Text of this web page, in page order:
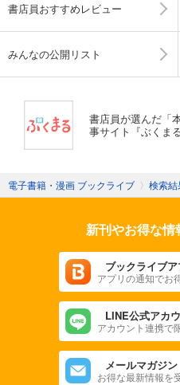
書店員おすすめレビュー
みんなの公開リスト
書店員が選んだ「
事サイト『ぶくまる
電子書籍・漫画 ブックライブ 〉 検索結
新刊やお得な情
ブックライブア
アプリの通知でお
LINE公式アカ
アカウント連携で
メールマガジン
お得な最新情報を